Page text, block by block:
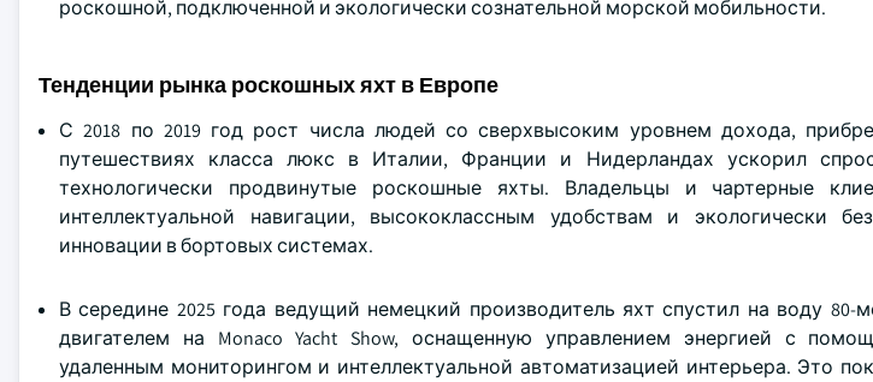
роскошной, подключенной и экологически сознательной морской мобильности.
Тенденции рынка роскошных яхт в Европе
С 2018 по 2019 год рост числа людей со сверхвысоким уровнем дохода,
путешествиях класса люкс в Италии, Франции и Нидерландах ускорил
технологически продвинутые роскошные яхты. Владельцы и чартерные
интеллектуальной навигации, высококлассным удобствам и экологически
инновации в бортовых системах.
В середине 2025 года ведущий немецкий производитель яхт спустил на воду
двигателем на Monaco Yacht Show, оснащенную управлением энергией с
удаленным мониторингом и интеллектуальной автоматизацией интерьера. Это